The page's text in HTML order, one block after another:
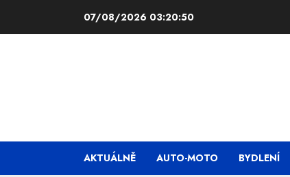
07/08/2026 03:20:51
AKTUÁLNĚ AUTO-MOTO BYDLENÍ